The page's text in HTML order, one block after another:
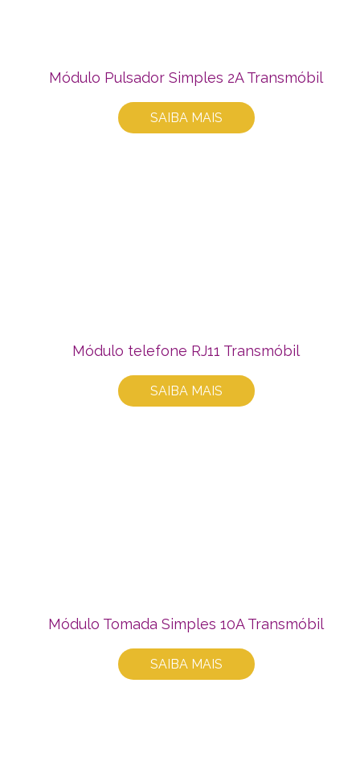
Módulo Pulsador Simples 2A Transmóbil
SAIBA MAIS
Módulo telefone RJ11 Transmóbil
SAIBA MAIS
Módulo Tomada Simples 10A Transmóbil
SAIBA MAIS